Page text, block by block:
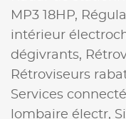
MP3 18HP,
intérieur
dégivrants,
Rétroviseurs
Services
lombaire électr,